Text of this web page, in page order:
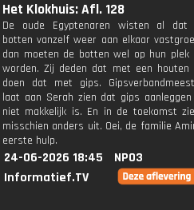
Het Klokhuis: Afl. 128
De oude Egyptenaren wisten al dat
botten vanzelf weer aan elkaar
dan moeten de botten wel op hun plek
worden. Zij deden dat met een houten
doen dat met gips.
laat aan Serah zien dat gips
niet makkelijk is. En in de toekomst
misschien anders uit. Oei, de familie
eerste hulp.
24-06-2026 18:45
NPO3
Informatief.TV